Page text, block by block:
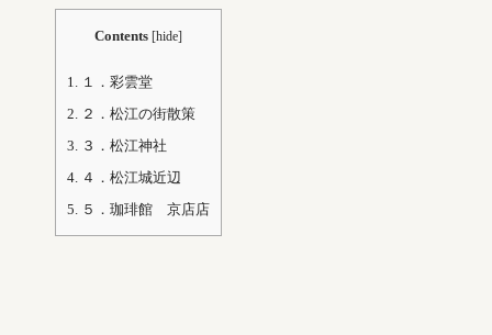
Contents [hide]
1.
１．彩雲堂
2.
２．松江の街散策
3.
３．松江神社
4. ４．松江城近辺
5.
５．珈琲館 京店店